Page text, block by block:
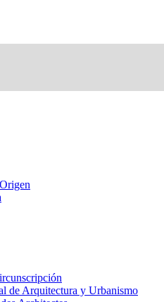
de Arquitectura y Urbanismo